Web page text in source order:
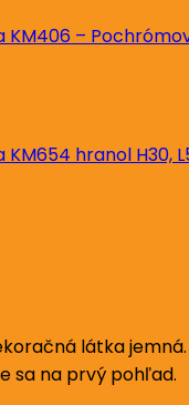
KM406 –
KM654 hranol H30,
látka
sa na prvý pohľad.